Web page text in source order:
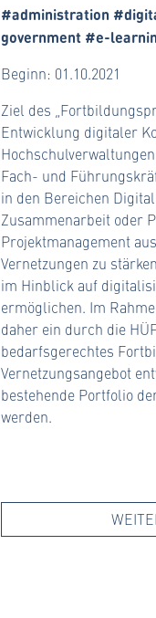
#administration
government #e-
Beginn: 01.10.2021
Ziel des
Entwicklung digitaler
Hochschulverwaltungen
Fach- und
in den Bereichen
Zusammenarbeit oder
Projektmanagement
Vernetzungen zu
im Hinblick auf
ermöglichen. Im
daher ein durch die
bedarfsgerechtes
Vernetzungsangebot
bestehende Portfolio
werden.